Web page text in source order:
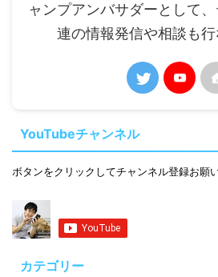
ャンプアンバサダーとして
連の情報発信や相談も行
YouTubeチャンネル
ボタンをクリックしてチャンネル登録お願
カテゴリー